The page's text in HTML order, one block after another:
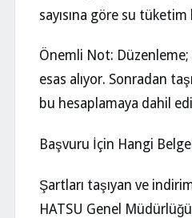
sayısına göre su
Önemli Not: Düzenleme;
esas alıyor. Sonradan
bu hesaplamaya dahil
Başvuru İçin Hangi
Şartları taşıyan ve
HATSU Genel